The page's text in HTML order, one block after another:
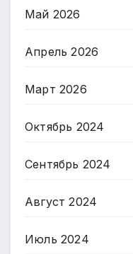
Май 2026
Апрель 2026
Март 2026
Октябрь 2024
Сентябрь 2024
Август 2024
Июль 2024